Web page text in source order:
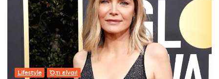
Lifestyle Ό,τι είναι!